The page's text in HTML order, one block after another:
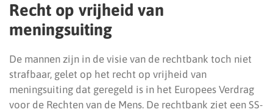
Recht op vrijheid van
meningsuiting
De mannen zijn in de visie van de rechtbank toch niet
strafbaar, gelet op het recht op vrijheid van
meningsuiting dat geregeld is in het Europees Verdrag
voor de Rechten van de Mens. De rechtbank ziet een SS-